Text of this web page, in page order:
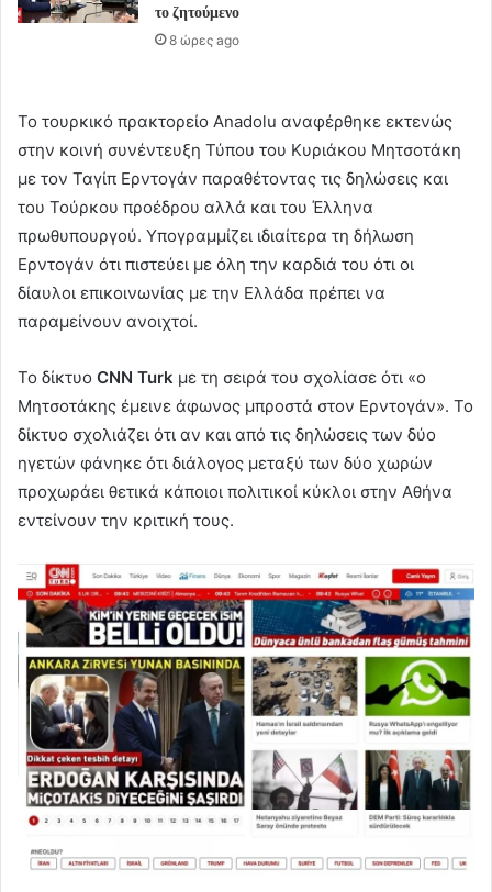
το ζητούμενο
8 ώρες ago
Το τουρκικό πρακτορείο Anadolu αναφέρθηκε εκτενώς
στην κοινή συνέντευξη Τύπου του Κυριάκου Μητσοτάκη
με τον Ταγίπ Ερντογάν παραθέτοντας τις δηλώσεις και
του Τούρκου προέδρου αλλά και του Έλληνα
πρωθυπουργού. Υπογραμμίζει ιδιαίτερα τη δήλωση
Ερντογάν ότι πιστεύει με όλη την καρδιά του ότι οι
δίαυλοι επικοινωνίας με την Ελλάδα πρέπει να
παραμείνουν ανοιχτοί.
Το δίκτυο CNN Turk με τη σειρά του σχολίασε ότι «ο
Μητσοτάκης έμεινε άφωνος μπροστά στον Ερντογάν». Το
δίκτυο σχολιάζει ότι αν και από τις δηλώσεις των δύο
ηγετών φάνηκε ότι διάλογος μεταξύ των δύο χωρών
προχωράει θετικά κάποιοι πολιτικοί κύκλοι στην Αθήνα
εντείνουν την κριτική τους.